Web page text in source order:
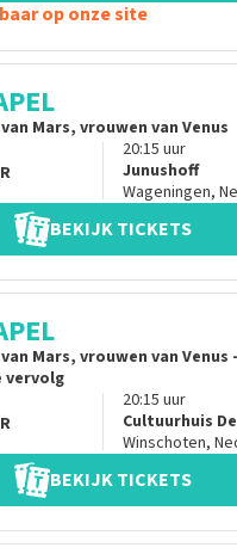
op onze site
Mars, vrouwen van Venus
20:15 uur
Junushoff
Wageningen,
BEKIJK TICKETS
Mars, vrouwen van Venus
vervolg
20:15 uur
Cultuurhuis
Winschoten,
BEKIJK TICKETS